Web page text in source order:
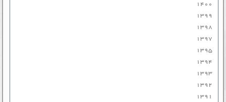
۱۴۰۰
۱۳۹۹
۱۳۹۸
۱۳۹۷
۱۳۹۵
۱۳۹۴
۱۳۹۳
۱۳۹۲
۱۳۹۱